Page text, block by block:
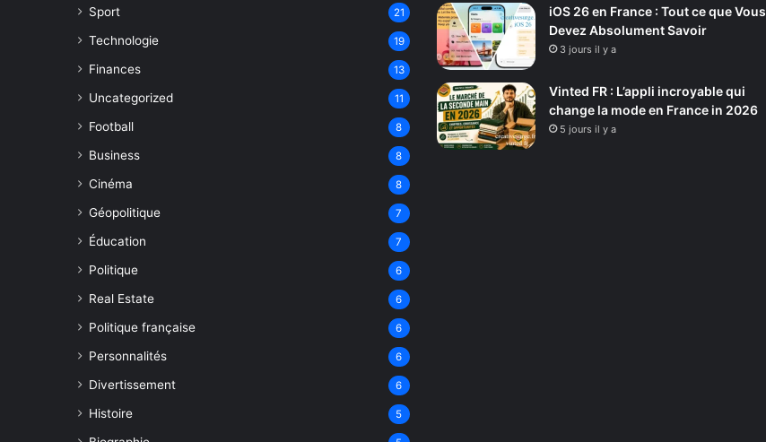
Sport 21
Technologie 19
Finances 13
Uncategorized 11
Football 8
Business 8
Cinéma 8
Géopolitique 7
Éducation 7
Politique 6
Real Estate 6
Politique française 6
Personnalités 6
Divertissement 6
Histoire 5
iOS 26 en France : Tout ce que Vous
Devez Absolument Savoir
3 jours il y a
Vinted FR : L’appli incroyable qui
change la mode en France in 2026
5 jours il y a